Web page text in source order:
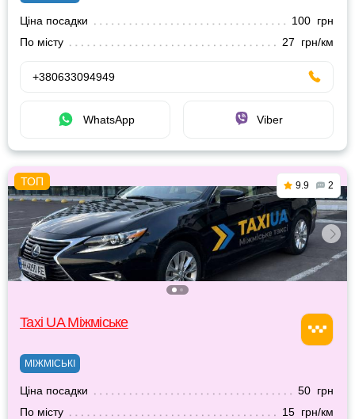
Ціна посадки
100 грн
По місту
27 грн/км
+380633094949
WhatsApp Viber
9.9 2
Taxi UA Міжміське
МІЖМІСЬКІ
Ціна посадки
50 грн
По місту
15 грн/км